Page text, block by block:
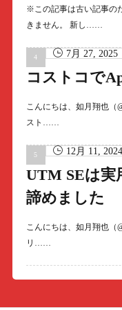
※この記事は古い記事の
きません。 新し……
7月 27, 2025
コストコで
こんにちは、如月翔也（
スト……
12月 11, 2024
UTM SEは実
諦めました
こんにちは、如月翔也（
リ……